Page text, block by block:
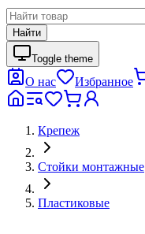
Найти
Toggle theme
О нас Избранное
Крепеж
Стойки монтажные
Пластиковые